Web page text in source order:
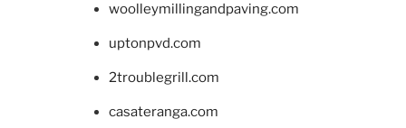
woolleymillingandpaving.com
uptonpvd.com
2troublegrill.com
casateranga.com